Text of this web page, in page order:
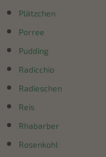
Plätzchen
Porree
Pudding
Radicchio
Radieschen
Reis
Rhabarber
Rosenkohl